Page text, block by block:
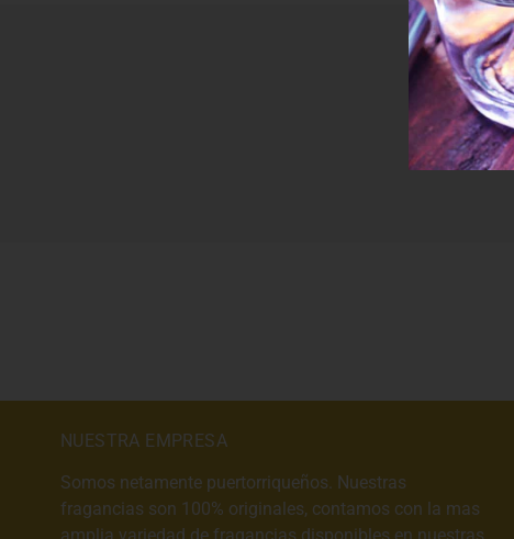
NUESTRA EMPRESA
Somos netamente puertorriqueños. Nuestras
fragancias son 100% originales, contamos con la mas